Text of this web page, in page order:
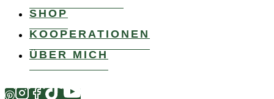
SHOP
KOOPERATIONEN
ÜBER MICH